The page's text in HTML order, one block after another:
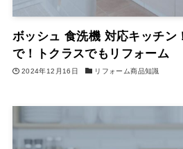
ボッシュ 食洗機 対応キッチン
で！トクラスでもリフォーム
2024年12月16日 リフォーム商品知識